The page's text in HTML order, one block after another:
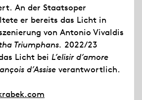
An der Staatsoper
er bereits das Licht in
von Antonio Vivaldis
Triumphans. 2022/23
Licht bei L’elisir d’amore
d’Assise verantwortlich.